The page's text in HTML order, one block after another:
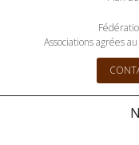
Associations agrées